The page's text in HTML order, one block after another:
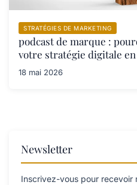
STRATÉGIES DE MARKETING
podcast de marque :
votre stratégie digitale en
18 mai 2026
Newsletter
Inscrivez-vous pour recevoir